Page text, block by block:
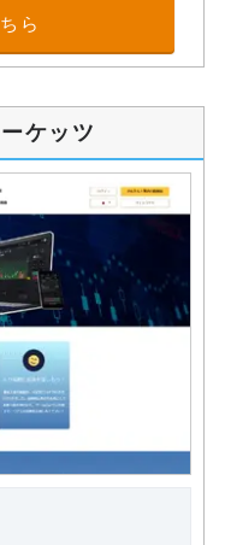
ら
ケッツ